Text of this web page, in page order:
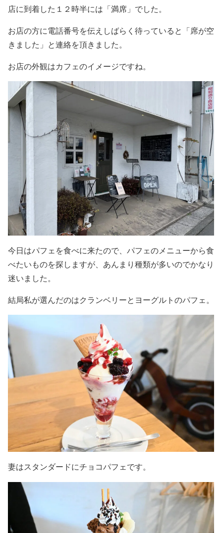
店に到着した１２時半には「満席」でした。
お店の方に電話番号を伝えしばらく待っていると「席が空
きました」と連絡を頂きました。
お店の外観はカフェのイメージですね。
今日はパフェを食べに来たので、パフェのメニューから食
べたいものを探しますが、あんまり種類が多いのでかなり
迷いました。
結局私が選んだのはクランベリーとヨーグルトのパフェ。
妻はスタンダードにチョコパフェです。